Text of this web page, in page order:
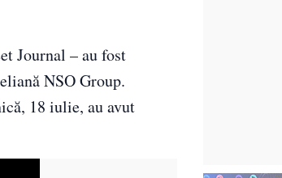
Journal – au fost
NSO Group.
18 iulie, au avut